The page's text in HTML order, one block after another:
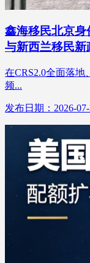
鑫海移民北京身
与新西兰移民新
在CRS2.0全面落
频...
发布日期：2026-07-